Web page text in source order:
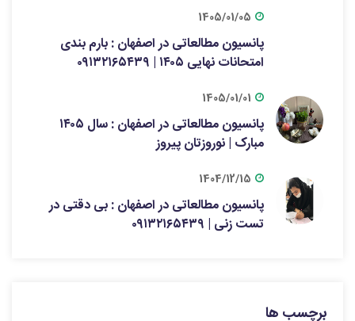
1405/01/05
پانسیون مطالعاتی در اصفهان : بارم بندی
امتحانات نهایی ۱۴۰۵ | ۰۹۱۳۲۱۶۵۴۳۹
1405/01/01
پانسیون مطالعاتی در اصفهان : سال ۱۴۰۵
مبارک | نوروزتان پیروز
1404/12/15
پانسیون مطالعاتی در اصفهان : بی دقتی در
تست زنی | ۰۹۱۳۲۱۶۵۴۳۹
برچسب ها